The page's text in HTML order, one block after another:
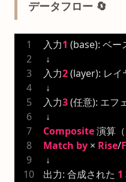
データフロー 🔄
入力1 (base): ベー
↓
入力2 (layer): レイ
↓
入力3 (任意): エフ
↓
Composite 演算（
Match by × Rise/
↓
出力: 合成された 1